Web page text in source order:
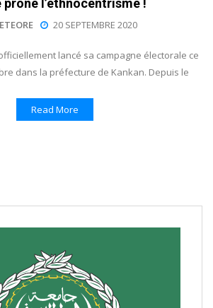
prône l’ethnocentrisme !
20 SEPTEMBRE 2020
lancé sa campagne électorale ce
dans la préfecture de Kankan. Depuis le
Read More